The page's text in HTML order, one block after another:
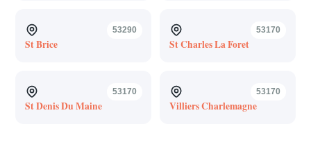
53290
St Brice
53170
St Charles La Foret
53170
St Denis Du Maine
53170
Villiers Charlemagne